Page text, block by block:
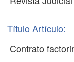
Título Artículo: